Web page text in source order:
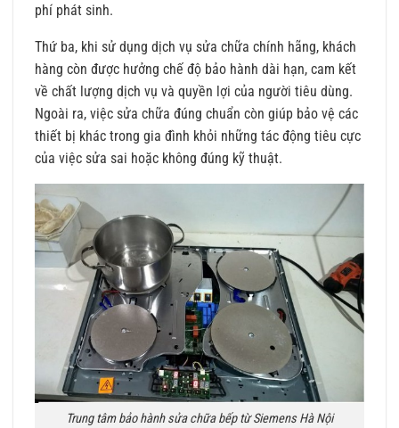
phí phát sinh.
Thứ ba, khi sử dụng dịch vụ sửa chữa chính hãng, khách
hàng còn được hưởng chế độ bảo hành dài hạn, cam kết
về chất lượng dịch vụ và quyền lợi của người tiêu dùng.
Ngoài ra, việc sửa chữa đúng chuẩn còn giúp bảo vệ các
thiết bị khác trong gia đình khỏi những tác động tiêu cực
của việc sửa sai hoặc không đúng kỹ thuật.
Trung tâm bảo hành sửa chữa bếp từ Siemens Hà Nội